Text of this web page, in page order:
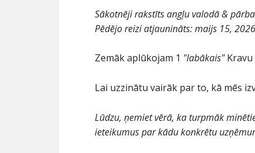
Sākotnēji rakstīts angļu valodā &
Pēdējo reizi atjaunināts:maijs 15, 2026
Zemāk aplūkojam 1 "labākais"Kravu
Lai uzzinātu vairāk par to, kā mēs
Lūdzu, ņemiet vērā, ka turpmāk
ieteikumus par kādu konkrētu